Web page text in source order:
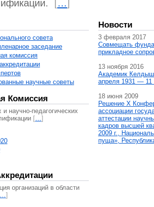
[…]
совета
заседание
комисcия
научные советы
Комиссия
научно-педагогических
[…]
организаций в области
…]
Новости
3 февраля 2017
Совмещать
прикладное
13 ноября 2016
Академик
апреля 1931 — 11
18 июня 2009
Решение X
ассоциации
аттестации
кадров высшей
2009 г.,
пуща»,